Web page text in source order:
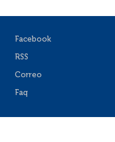
Facebook
RSS
Correo
Faq